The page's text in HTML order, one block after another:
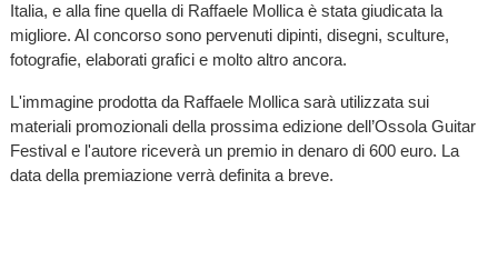
Italia, e alla fine quella di Raffaele Mollica è stata giudicata la
migliore. Al concorso sono pervenuti dipinti, disegni, sculture,
fotografie, elaborati grafici e molto altro ancora.
L'immagine prodotta da Raffaele Mollica sarà utilizzata sui
materiali promozionali della prossima edizione dell’Ossola Guitar
Festival e l'autore riceverà un premio in denaro di 600 euro. La
data della premiazione verrà definita a breve.